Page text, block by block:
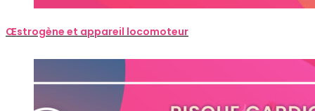
Œstrogène et appareil locomoteur